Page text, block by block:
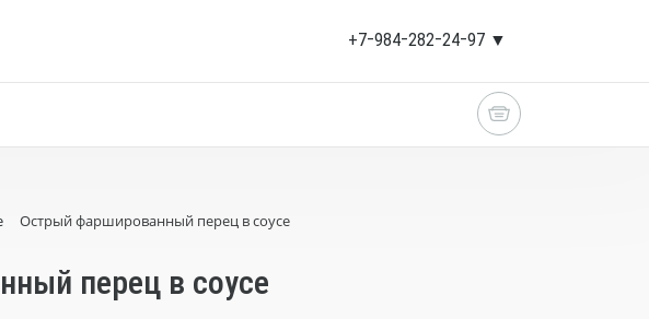
+7‒984‒282‒24‒97 ▼
Острый фаршированный перец в соусе
перец в соусе